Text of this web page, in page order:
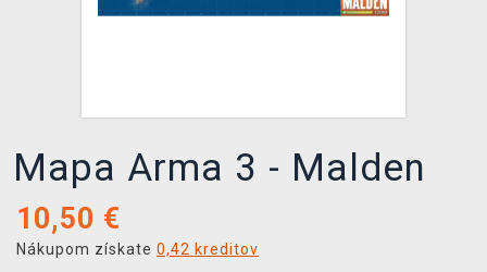
Mapa Arma 3 - Malden
10,50 €
Nákupom získate 0,42 kreditov